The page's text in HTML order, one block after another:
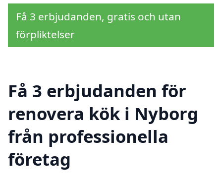
Få 3 erbjudanden, gratis och utan
förpliktelser
Få 3 erbjudanden för
renovera kök i Nyborg
från professionella
företag